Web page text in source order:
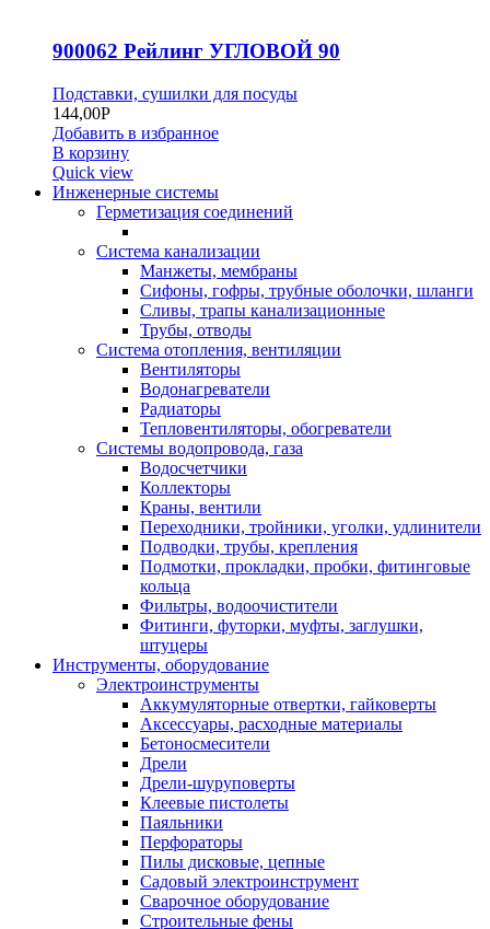
900062 Рейлинг УГЛОВОЙ 90
Подставки, сушилки для посуды
144,00Р
Добавить в избранное
В корзину
Quick view
Инженерные системы
Герметизация соединений
Система канализации
Манжеты, мембраны
Сифоны, гофры, трубные оболочки, шланги
Сливы, трапы канализационные
Трубы, отводы
Система отопления, вентиляции
Вентиляторы
Водонагреватели
Радиаторы
Тепловентиляторы, обогреватели
Системы водопровода, газа
Водосчетчики
Коллекторы
Краны, вентили
Переходники, тройники, уголки, удлинители
Подводки, трубы, крепления
Подмотки, прокладки, пробки, фитинговые
кольца
Фильтры, водоочистители
Фитинги, футорки, муфты, заглушки,
штуцеры
Инструменты, оборудование
Электроинструменты
Аккумуляторные отвертки, гайковерты
Аксессуары, расходные материалы
Бетоносмесители
Дрели
Дрели-шуруповерты
Клеевые пистолеты
Паяльники
Перфораторы
Пилы дисковые, цепные
Садовый электроинструмент
Сварочное оборудование
Строительные фены